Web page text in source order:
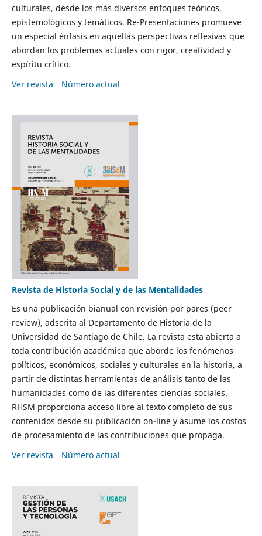
culturales, desde los más diversos enfoques teóricos,
epistemológicos y temáticos. Re-Presentaciones promueve
un especial énfasis en aquellas perspectivas reflexivas que
abordan los problemas actuales con rigor, creatividad y
espíritu crítico.
Ver revista
Número actual
Revista de Historia Social y de las Mentalidades
Es una publicación bianual con revisión por pares (peer
review), adscrita al Departamento de Historia de la
Universidad de Santiago de Chile. La revista esta abierta a
toda contribución académica que aborde los fenómenos
políticos, económicos, sociales y culturales en la historia, a
partir de distintas herramientas de análisis tanto de las
humanidades como de las diferentes ciencias sociales.
RHSM proporciona acceso libre al texto completo de sus
contenidos desde su publicación on-line y asume los costos
de procesamiento de las contribuciones que propaga.
Ver revista
Número actual